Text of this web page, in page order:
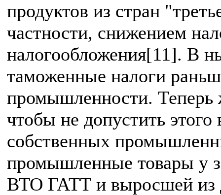
продуктов из стран
частности, снижением
налогообложения[11]. В
таможенные налоги
промышленности.
чтобы не допустить
собственных
промышленные товары у
ВТО ГАТТ и выросшей из